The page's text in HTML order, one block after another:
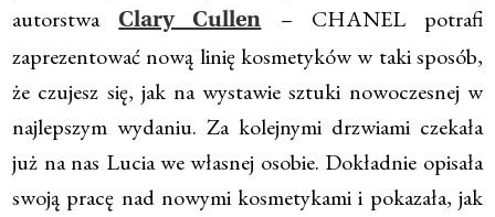
autorstwaClary Cullen
– CHANEL potrafi
zaprezentować nową linię kosmetyków w taki sposób,
że czujesz się, jak na wystawie sztuki nowoczesnej w
najlepszym wydaniu. Za kolejnymi drzwiami czekała
już na nas Lucia we własnej osobie. Dokładnie opisała
swoją pracę nad nowymi kosmetykami i pokazała, jak